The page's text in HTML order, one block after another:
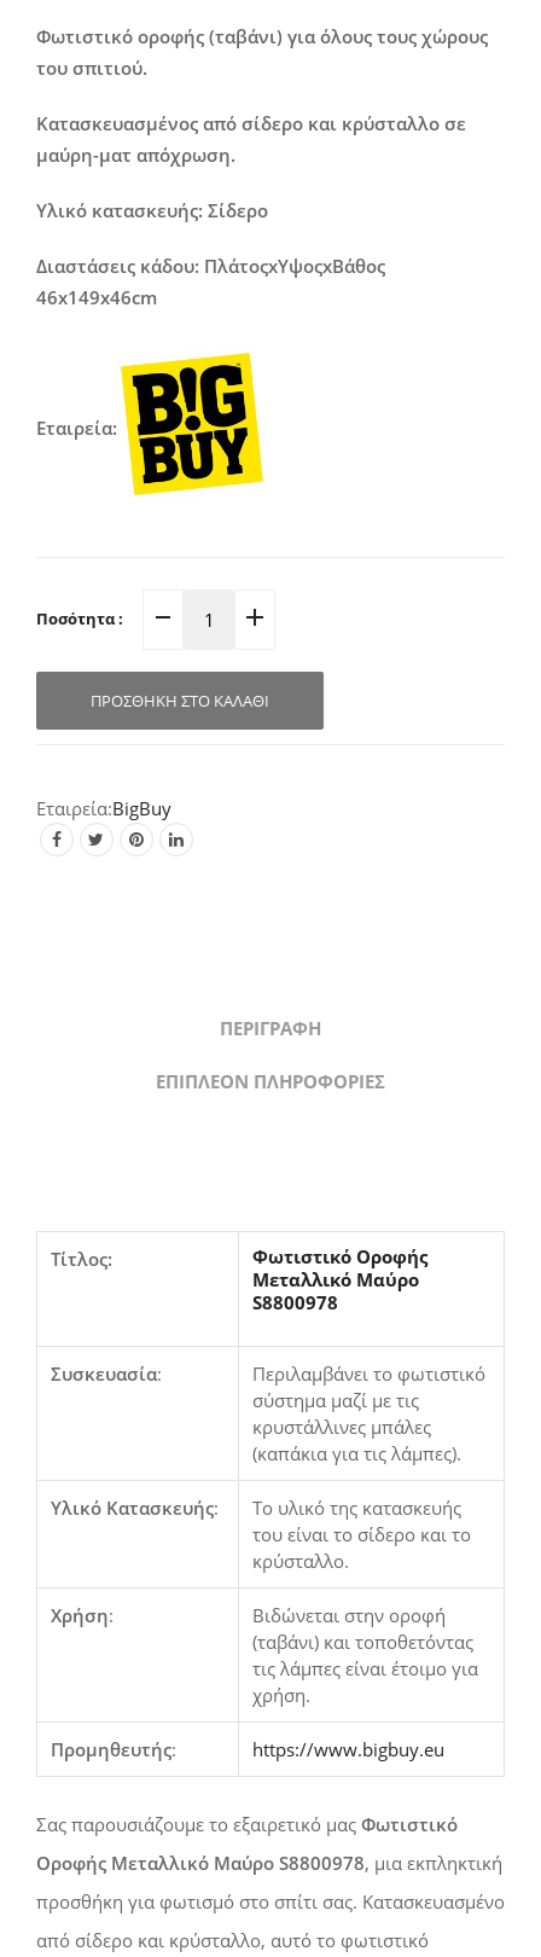
Φωτιστικό οροφής (ταβάνι) για όλους τους χώρους
του σπιτιού.
Κατασκευασμένος από σίδερο και κρύσταλλο σε
μαύρη-ματ απόχρωση.
Υλικό κατασκευής: Σίδερο
Διαστάσεις κάδου: ΠλάτοςxΥψοςxΒάθος
46x149x46cm
Εταιρεία:
Ποσότητα :
Φωτιστικό
Μεταλλικό
ΠΡΟΣΘΉΚΗ ΣΤΟ ΚΑΛΆΘΙ
BigBuy
ΠΕΡΙΓΡΑΦΉ
ΕΠΙΠΛΈΟΝ ΠΛΗΡΟΦΟΡΊΕΣ
Τίτλος:
Φωτιστικό Οροφής
Μεταλλικό Μαύρο
S8800978
Συσκευασία:
Περιλαμβάνει το φωτιστικό
σύστημα μαζί με τις
κρυστάλλινες μπάλες
(καπάκια για τις λάμπες).
Υλικό Κατασκευής:
Το υλικό της κατασκευής
του είναι το σίδερο και το
κρύσταλλο.
Χρήση:
Βιδώνεται στην οροφή
(ταβάνι) και τοποθετόντας
τις λάμπες είναι έτοιμο για
χρήση.
Προμηθευτής: https://www.bigbuy.eu
Σας παρουσιάζουμε το εξαιρετικό μας Φωτιστικό
Οροφής Μεταλλικό Μαύρο S8800978, μια εκπληκτική
προσθήκη για φωτισμό στο σπίτι σας. Κατασκευασμένο
από σίδερο και κρύσταλλο, αυτό το φωτιστικό